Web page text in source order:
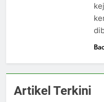
Artikel Terkini